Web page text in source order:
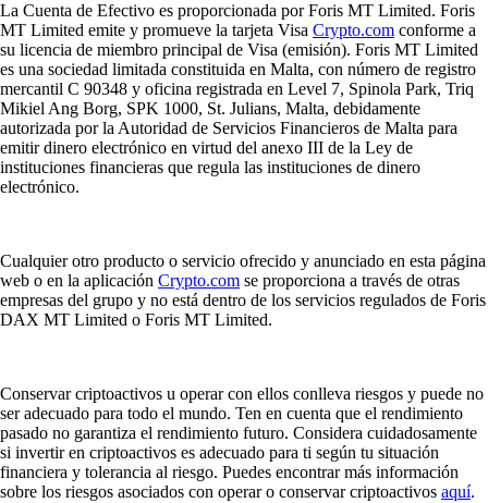
La Cuenta de Efectivo es proporcionada por Foris MT Limited. Foris
MT Limited emite y promueve la tarjeta Visa Crypto.com conforme a
su licencia de miembro principal de Visa (emisión). Foris MT Limited
es una sociedad limitada constituida en Malta, con número de registro
mercantil C 90348 y oficina registrada en Level 7, Spinola Park, Triq
Mikiel Ang Borg, SPK 1000, St. Julians, Malta, debidamente
autorizada por la Autoridad de Servicios Financieros de Malta para
emitir dinero electrónico en virtud del anexo III de la Ley de
instituciones financieras que regula las instituciones de dinero
electrónico.
Cualquier otro producto o servicio ofrecido y anunciado en esta página
web o en la aplicación Crypto.com se proporciona a través de otras
empresas del grupo y no está dentro de los servicios regulados de Foris
DAX MT Limited o Foris MT Limited.
Conservar criptoactivos u operar con ellos conlleva riesgos y puede no
ser adecuado para todo el mundo. Ten en cuenta que el rendimiento
pasado no garantiza el rendimiento futuro. Considera cuidadosamente
si invertir en criptoactivos es adecuado para ti según tu situación
financiera y tolerancia al riesgo. Puedes encontrar más información
sobre los riesgos asociados con operar o conservar criptoactivos aquí.